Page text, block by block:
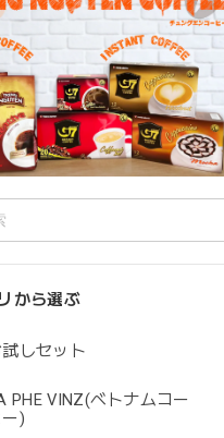
から選ぶ
試しセット
PHE VINZ(ベトナムコー
ー)